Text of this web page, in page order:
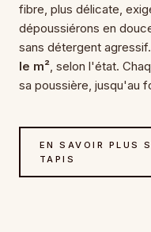
fibre, plus délicate,
dépoussiérons en
sans détergent
le m² , selon l'état.
sa poussière, jusqu'au
EN SAVOIR PLUS
TAPIS